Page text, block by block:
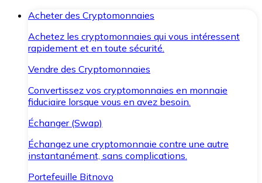
Acheter des Cryptomonnaies
Achetez les cryptomonnaies qui vous intéressent
rapidement et en toute sécurité.
Vendre des Cryptomonnaies
Convertissez vos cryptomonnaies en monnaie
fiduciaire lorsque vous en avez besoin.
Échanger (Swap)
Échangez une cryptomonnaie contre une autre
instantanément, sans complications.
Portefeuille Bitnovo